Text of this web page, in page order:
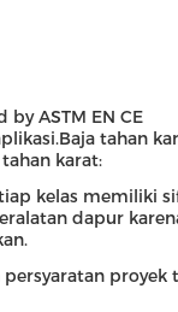
ASTM EN CE
tahan
karat:
kelas memiliki
dapur